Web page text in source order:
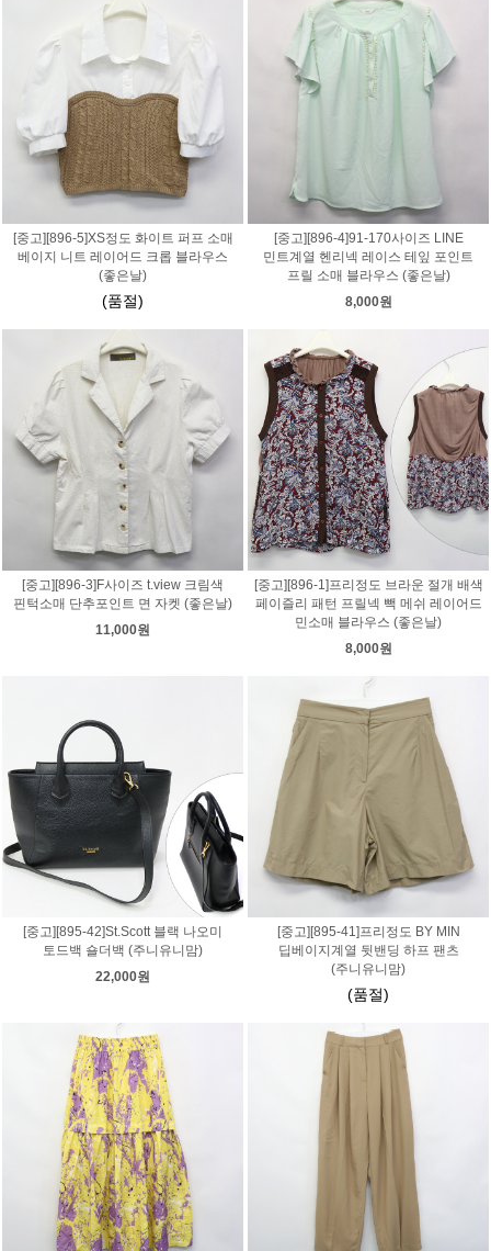
[중고][896-5]XS정도 화이트 퍼프 소매
베이지 니트 레이어드 크롭 블라우스
(좋은날)
(품절)
[중고][896-4]91-170사이즈 LINE
민트계열 헨리넥 레이스 테잎 포인트
프릴 소매 블라우스 (좋은날)
8,000원
[중고][896-3]F사이즈 t.view 크림색
핀턱소매 단추포인트 면 자켓 (좋은날)
11,000원
[중고][896-1]프리정도 브라운 절개 배색
페이즐리 패턴 프릴넥 빽 메쉬 레이어드
민소매 블라우스 (좋은날)
8,000원
[중고][895-42]St.Scott 블랙 나오미
토드백 숄더백 (주니유니맘)
22,000원
[중고][895-41]프리정도 BY MIN
딥베이지계열 뒷밴딩 하프 팬츠
(주니유니맘)
(품절)